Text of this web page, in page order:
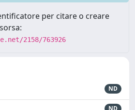
per citare o creare
2158/763926
ND
ND